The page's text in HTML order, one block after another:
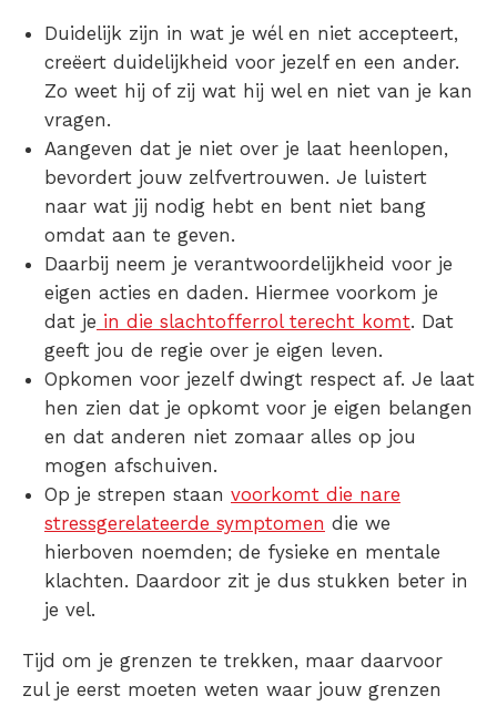
Duidelijk zijn in wat je wél en niet accepteert,
creëert duidelijkheid voor jezelf en een ander.
Zo weet hij of zij wat hij wel en niet van je kan
vragen.
Aangeven dat je niet over je laat heenlopen,
bevordert jouw zelfvertrouwen. Je luistert
naar wat jij nodig hebt en bent niet bang
omdat aan te geven.
Daarbij neem je verantwoordelijkheid voor je
eigen acties en daden. Hiermee voorkom je
dat je in die slachtofferrol terecht komt. Dat
geeft jou de regie over je eigen leven.
Opkomen voor jezelf dwingt respect af. Je laat
hen zien dat je opkomt voor je eigen belangen
en dat anderen niet zomaar alles op jou
mogen afschuiven.
Op je strepen staan voorkomt die nare
stressgerelateerde symptomen die we
hierboven noemden; de fysieke en mentale
klachten. Daardoor zit je dus stukken beter in
je vel.
Tijd om je grenzen te trekken, maar daarvoor
zul je eerst moeten weten waar jouw grenzen